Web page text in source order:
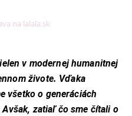
v modernej humanitnej
živote. Vďaka
všetko o generáciách
zatiaľ čo sme čítali o